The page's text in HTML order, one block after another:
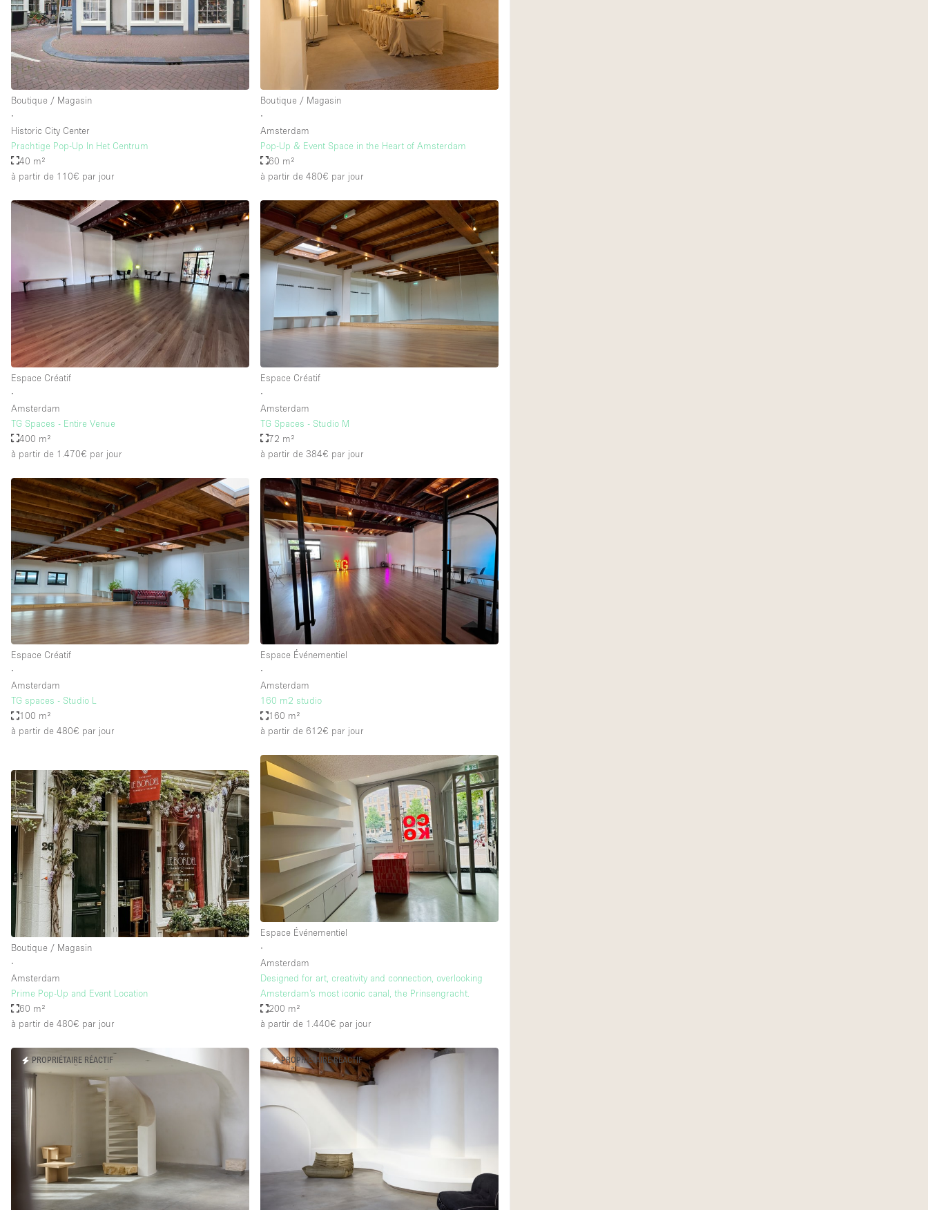
Boutique / Magasin
∙
Historic City Center
Prachtige Pop-Up In Het Centrum
40 m²
à partir de 110€ par jour
Boutique / Magasin
∙
Amsterdam
Pop-Up & Event Space in the Heart of Amsterdam
60 m²
à partir de 480€ par jour
Espace Créatif
∙
Amsterdam
TG Spaces - Entire Venue
400 m²
à partir de 1.470€ par jour
Espace Créatif
∙
Amsterdam
TG Spaces - Studio M
72 m²
à partir de 384€ par jour
Espace Créatif
∙
Amsterdam
TG spaces - Studio L
100 m²
à partir de 480€ par jour
Espace Événementiel
∙
Amsterdam
160 m2 studio
160 m²
à partir de 612€ par jour
Boutique / Magasin
∙
Amsterdam
Prime Pop-Up and Event Location
60 m²
à partir de 480€ par jour
Espace Événementiel
∙
Amsterdam
Designed for art, creativity and connection, overlooking
Amsterdam’s most iconic canal, the Prinsengracht.
200 m²
à partir de 1.440€ par jour
PROPRIÉTAIRE RÉACTIF PROPRIÉTAIRE RÉACTIF